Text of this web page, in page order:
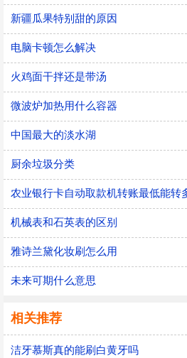
新疆瓜果特别甜的原因
电脑卡顿怎么解决
火鸡面干拌还是带汤
微波炉加热用什么容器
中国最大的淡水湖
厨余垃圾分类
农业银行卡自动取款机转账最低能转
机械表和石英表的区别
雅诗兰黛化妆刷怎么用
未来可期什么意思
相关推荐
洁牙慕斯真的能刷白黄牙吗